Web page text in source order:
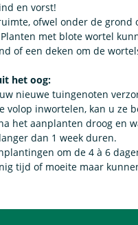
en vorst!
ofwel onder de
met blote wortel
of een deken om de
het oog:
nieuwe tuingenoten
volop inwortelen, kan u ze
het aanplanten droog en
dan 1 week duren.
om de 4 à 6
tijd of moeite maar